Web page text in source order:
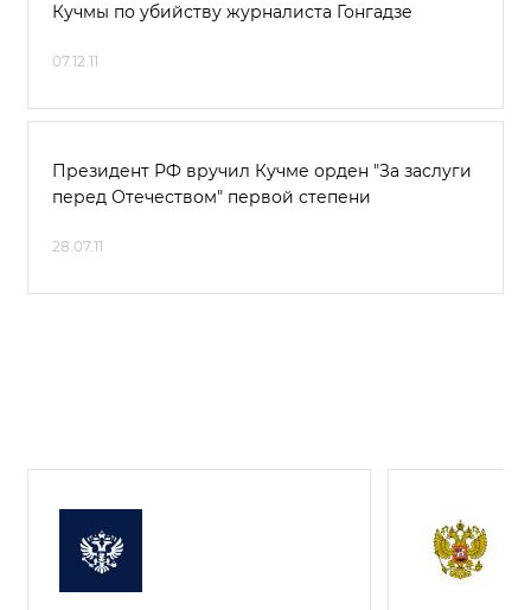
Кучмы по убийству журналиста Гонгадзе
07.12.11
Президент РФ вручил Кучме орден "За заслуги
перед Отечеством" первой степени
28.07.11